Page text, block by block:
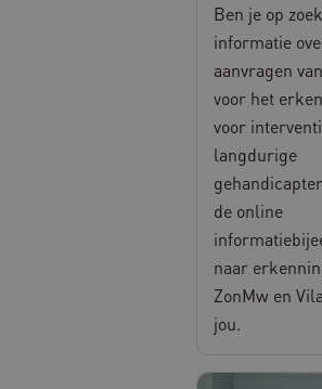
Ben je op
informatie
aanvragen
voor het
voor
langdurige
de online
naar
ZonMw en
jou.